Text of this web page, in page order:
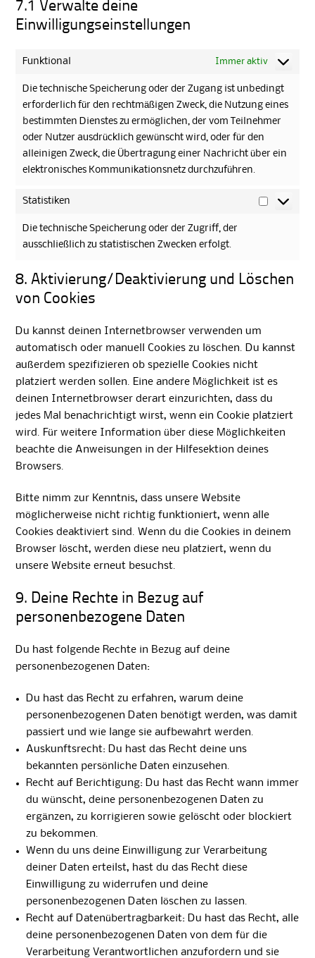
7.1 Verwalte deine
Einwilligungseinstellungen
Funktional Immer aktiv
Die technische Speicherung oder der Zugang ist unbedingt
erforderlich für den rechtmäßigen Zweck, die Nutzung eines
bestimmten Dienstes zu ermöglichen, der vom Teilnehmer
oder Nutzer ausdrücklich gewünscht wird, oder für den
alleinigen Zweck, die Übertragung einer Nachricht über ein
elektronisches Kommunikationsnetz durchzuführen.
Statistiken
Statistiken
Die technische Speicherung oder der Zugriff, der
ausschließlich zu statistischen Zwecken erfolgt.
8. Aktivierung/Deaktivierung und Löschen
von Cookies
Du kannst deinen Internetbrowser verwenden um
automatisch oder manuell Cookies zu löschen. Du kannst
außerdem spezifizieren ob spezielle Cookies nicht
platziert werden sollen. Eine andere Möglichkeit ist es
deinen Internetbrowser derart einzurichten, dass du
jedes Mal benachrichtigt wirst, wenn ein Cookie platziert
wird. Für weitere Information über diese Möglichkeiten
beachte die Anweisungen in der Hilfesektion deines
Browsers.
Bitte nimm zur Kenntnis, dass unsere Website
möglicherweise nicht richtig funktioniert, wenn alle
Cookies deaktiviert sind. Wenn du die Cookies in deinem
Browser löscht, werden diese neu platziert, wenn du
unsere Website erneut besuchst.
9. Deine Rechte in Bezug auf
personenbezogene Daten
Du hast folgende Rechte in Bezug auf deine
personenbezogenen Daten:
Du hast das Recht zu erfahren, warum deine
personenbezogenen Daten benötigt werden, was damit
passiert und wie lange sie aufbewahrt werden.
Auskunftsrecht: Du hast das Recht deine uns
bekannten persönliche Daten einzusehen.
Recht auf Berichtigung: Du hast das Recht wann immer
du wünscht, deine personenbezogenen Daten zu
ergänzen, zu korrigieren sowie gelöscht oder blockiert
zu bekommen.
Wenn du uns deine Einwilligung zur Verarbeitung
deiner Daten erteilst, hast du das Recht diese
Einwilligung zu widerrufen und deine
personenbezogenen Daten löschen zu lassen.
Recht auf Datenübertragbarkeit: Du hast das Recht, alle
deine personenbezogenen Daten von dem für die
Verarbeitung Verantwortlichen anzufordern und sie